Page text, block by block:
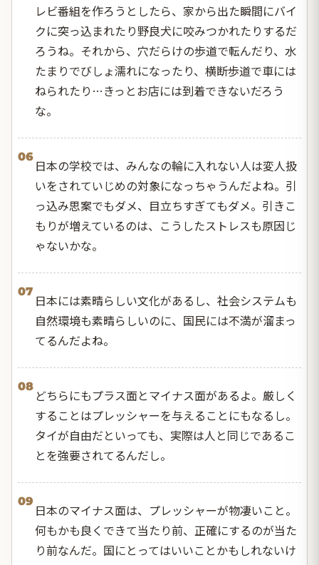
レビ番組を作ろうとしたら、家から出た瞬間にバイ
クに突っ込まれたり野良犬に咬みつかれたりするだ
ろうね。それから、穴だらけの歩道で転んだり、水
たまりでびしょ濡れになったり、横断歩道で車には
ねられたり…きっとお店には到着できないだろう
な。
06
日本の学校では、みんなの輪に入れない人は変人扱
いをされていじめの対象になっちゃうんだよね。引
っ込み思案でもダメ、目立ちすぎてもダメ。引きこ
もりが増えているのは、こうしたストレスも原因じ
ゃないかな。
07
日本には素晴らしい文化があるし、社会システムも
自然環境も素晴らしいのに、国民には不満が溜まっ
てるんだよね。
08
どちらにもプラス面とマイナス面があるよ。厳しく
することはプレッシャーを与えることにもなるし。
タイが自由だといっても、実際は人と同じであるこ
とを強要されてるんだし。
09
日本のマイナス面は、プレッシャーが物凄いこと。
何もかも良くできて当たり前、正確にするのが当た
り前なんだ。国にとってはいいことかもしれないけ